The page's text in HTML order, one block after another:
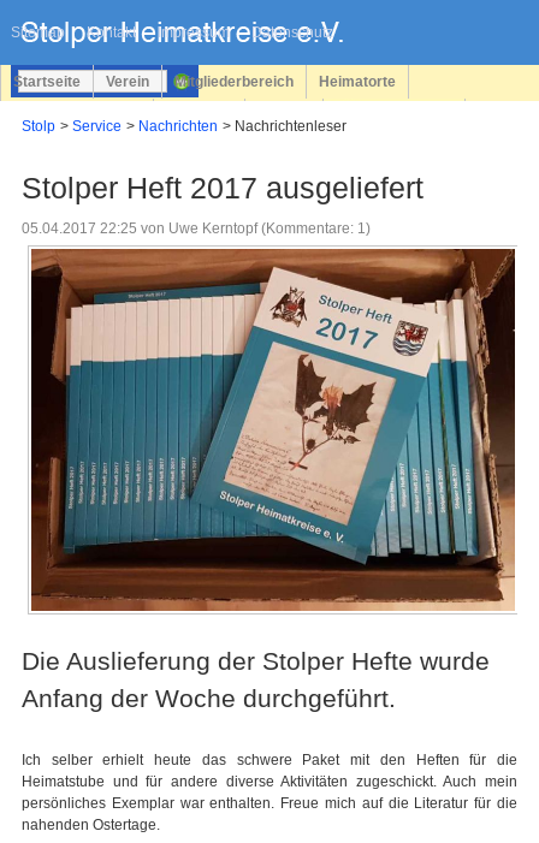
Sitemap Kontakt Impressum Datenschutz
überspringen
Startseite Verein Mitgliederbereich Heimatorte
Stolp Service Nachrichten Nachrichtenleser
Stolper Heft 2017 ausgeliefert
05.04.2017 22:25 von Uwe Kerntopf (Kommentare: 1)
Die Auslieferung der Stolper Hefte wurde
Anfang der Woche durchgeführt.
Ich selber erhielt heute das schwere Paket mit den Heften für die
Heimatstube und für andere diverse Aktivitäten zugeschickt. Auch mein
persönliches Exemplar war enthalten. Freue mich auf die Literatur für die
nahenden Ostertage.